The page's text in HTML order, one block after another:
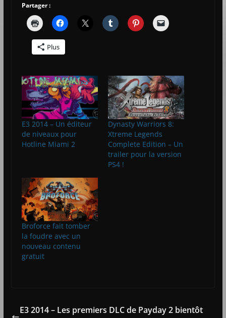
Partager :
Plus
E3 2014 – Un éditeur
de niveaux pour
Hotline Miami 2
Dynasty Warriors 8:
Xtreme Legends
Complete Edition – Un
trailer pour la version
PS4 !
Broforce fait tomber
la foudre avec un
nouveau contenu
gratuit
E3 2014 – Les premiers DLC de Payday 2 bientôt